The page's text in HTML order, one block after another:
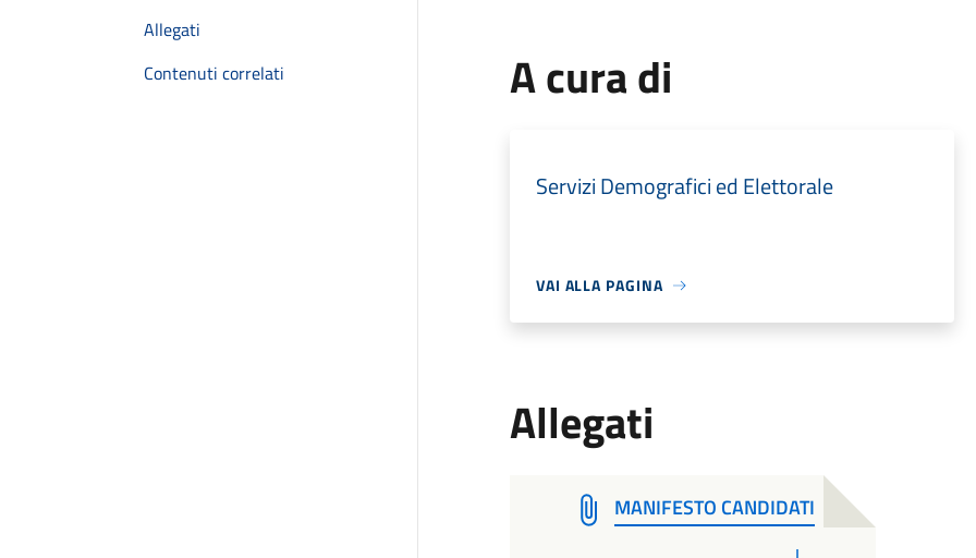
Allegati
Contenuti correlati
A cura di
Servizi Demografici ed Elettorale
VAI ALLA PAGINA
Allegati
MANIFESTO CANDIDATI